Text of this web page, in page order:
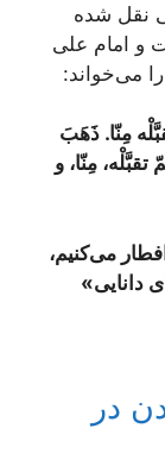
جامع عبّاسی نقل شده
و امام علی
می‌خواند:
مِنّا. ذَهَبَ
مِنّا، و
می‌کنیم،
دانایى»
در